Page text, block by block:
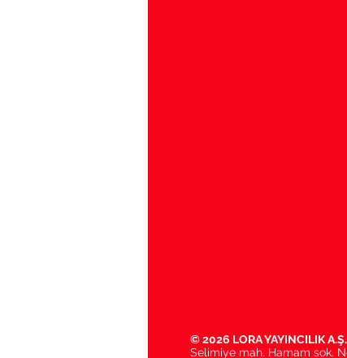
© 2026 LORA YAYINCILIK A.Ş.
Selimiye mah. Hamam sok.